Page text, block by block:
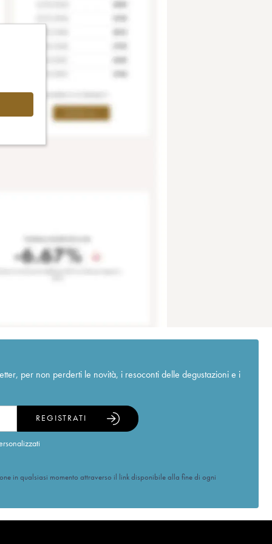
per non perderti le novità, i resoconti delle degustazioni e i
REGISTRATI
in qualsiasi momento attraverso il link disponibile alla fine di ogni